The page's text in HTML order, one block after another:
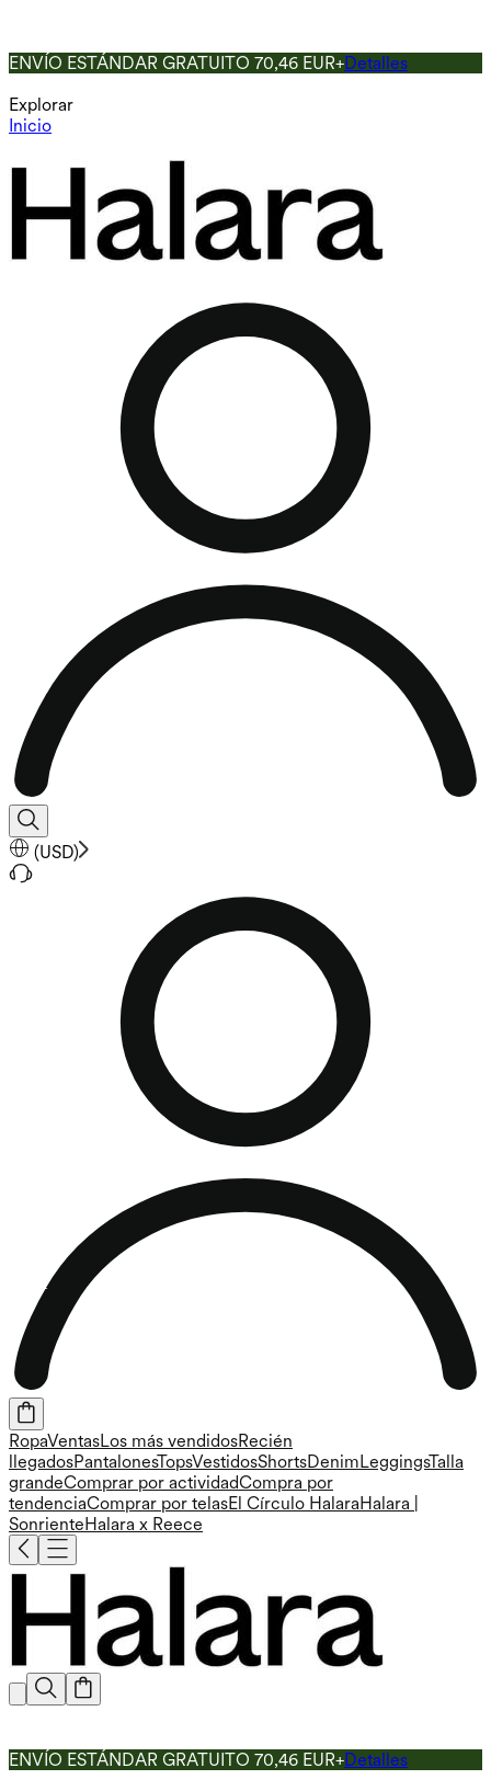
ENVÍO ESTÁNDAR GRATUITO 70,46 EUR+Detalles
Explorar
Inicio
(USD)
RopaVentasLos más vendidosRecién
llegadosPantalonesTopsVestidosShortsDenim LeggingsTalla
grandeComprar por actividadCompra por
tendenciaComprar por telasEl Círculo Halara Halara |
Sonriente Halara x Reece
ENVÍO ESTÁNDAR GRATUITO 70,46 EUR+Detalles